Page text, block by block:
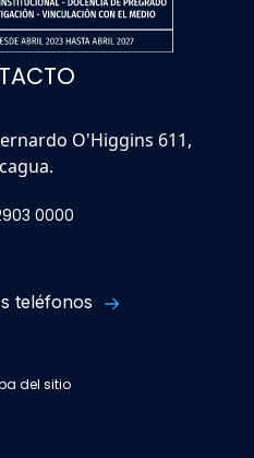
O'Higgins 611,
0000
teléfonos
del sitio